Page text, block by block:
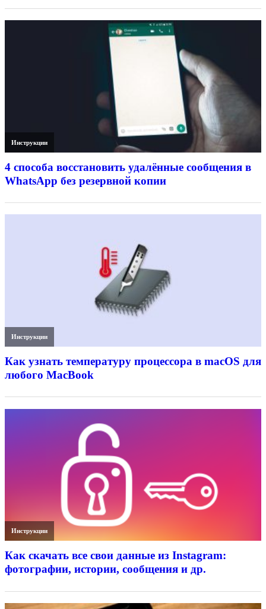
Инструкции
4 способа восстановить удалённые сообщения в
WhatsApp без резервной копии
Инструкции
Как узнать температуру процессора в macOS для
любого MacBook
Инструкции
Как скачать все свои данные из Instagram:
фотографии, истории, сообщения и др.